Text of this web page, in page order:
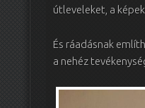
útleveleket, a
És ráadásnak
a nehéz